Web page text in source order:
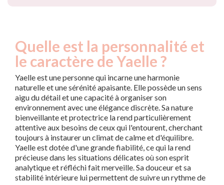
Quelle est la personnalité et
le caractère de Yaelle ?
Yaelle est une personne qui incarne une harmonie
naturelle et une sérénité apaisante. Elle possède un sens
aigu du détail et une capacité à organiser son
environnement avec une élégance discrète. Sa nature
bienveillante et protectrice la rend particulièrement
attentive aux besoins de ceux qui l'entourent, cherchant
toujours à instaurer un climat de calme et d'équilibre.
Yaelle est dotée d'une grande fiabilité, ce qui la rend
précieuse dans les situations délicates où son esprit
analytique et réfléchi fait merveille. Sa douceur et sa
stabilité intérieure lui permettent de suivre un rythme de